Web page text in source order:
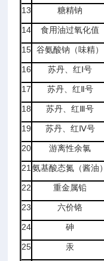
13 糖精钠
14 食用油过氧化值
15 谷氨酸钠（味精）
16 苏丹、红Ⅰ号
17 苏丹、红Ⅱ号
18 苏丹、红Ⅲ号
19 苏丹、红Ⅳ号
20 游离性余氯
21 氨基酸态氮（酱油）
22 重金属铅
23 六价铬
24 砷
25 汞